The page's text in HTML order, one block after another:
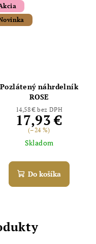
Pozlátený náhrdelník
ROSE
14,58 € bez DPH
17,93 €
(–24 %)
Skladom
Do košíka